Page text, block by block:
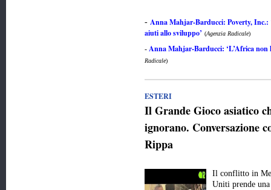
- Anna Mahjar-Barducci: Poverty, Inc.:
aiuti allo sviluppo’ (Agenzia Radicale)
- Anna Mahjar-Barducci: ‘L’Africa
Radicale)
ESTERI
Il Grande Gioco asiatico
ignorano. Conversazione
Rippa
Il conflitto in
Uniti prende